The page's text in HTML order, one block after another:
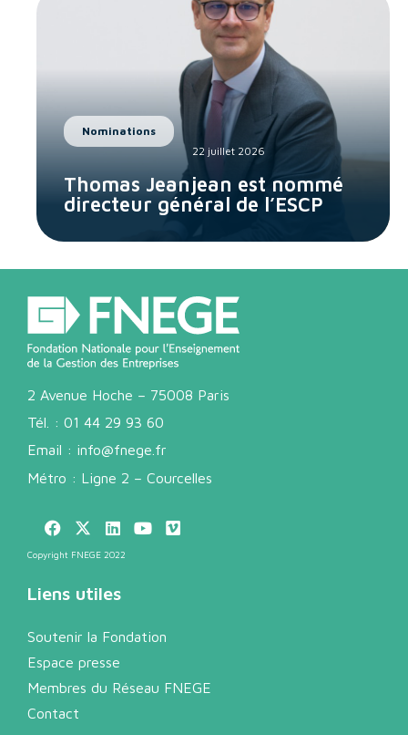
Nominations
22 juillet 2026
Thomas Jeanjean est nommé
directeur général de l’ESCP
2 Avenue Hoche – 75008 Paris
Tél. : 01 44 29 93 60
Email : info@fnege.fr
Métro : Ligne 2 – Courcelles
Copyright FNEGE 2022
Liens utiles
Soutenir la Fondation
Espace presse
Membres du Réseau FNEGE
Contact